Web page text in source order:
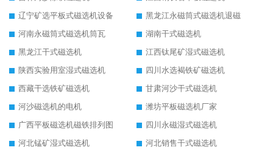
辽宁矿选平板式磁选机设备
黑龙江永磁筒式磁选机退磁
河南永磁筒式磁选机筒瓦
湖南干式磁选机
黑龙江干式磁选机
江西钛尾矿湿式磁选机
陕西实验用室湿式磁选机
四川水选褐铁矿磁选机
西藏干选铁矿磁选机
甘肃河沙干式磁选机
河沙磁选机的电机
潍坊平板磁选机厂家
广西平板磁选机磁铁排列图
四川永磁湿式磁选机
河北锰矿湿式磁选机
河北销售干式磁选机